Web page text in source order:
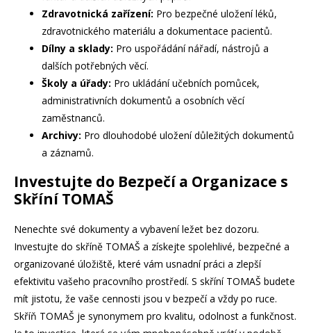
Zdravotnická zařízení: Pro bezpečné uložení léků,
zdravotnického materiálu a dokumentace pacientů.
Dílny a sklady: Pro uspořádání nářadí, nástrojů a
dalších potřebných věcí.
Školy a úřady: Pro ukládání učebních pomůcek,
administrativních dokumentů a osobních věcí
zaměstnanců.
Archivy: Pro dlouhodobé uložení důležitých dokumentů
a záznamů.
Investujte do Bezpečí a Organizace s
Skříní TOMAŠ
Nenechte své dokumenty a vybavení ležet bez dozoru.
Investujte do skříně TOMAŠ a získejte spolehlivé, bezpečné a
organizované úložiště, které vám usnadní práci a zlepší
efektivitu vašeho pracovního prostředí. S skříní TOMAŠ budete
mít jistotu, že vaše cennosti jsou v bezpečí a vždy po ruce.
Skříň TOMAŠ je synonymem pro kvalitu, odolnost a funkčnost.